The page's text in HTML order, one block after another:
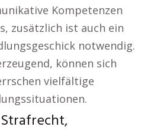
Kompetenzen
zusätzlich ist auch ein
notwendig.
können sich
vielfältige